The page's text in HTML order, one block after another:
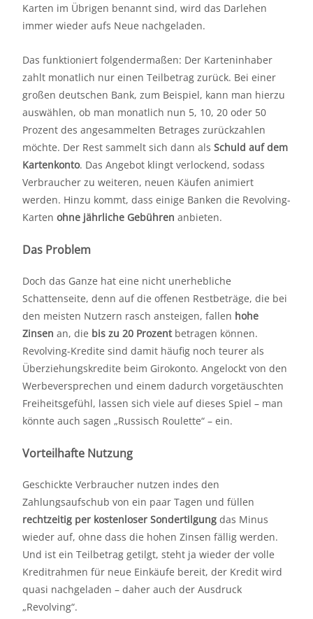
Karten im Übrigen benannt sind, wird das Darlehen
immer wieder aufs Neue nachgeladen.
Das funktioniert folgendermaßen: Der Karteninhaber
zahlt monatlich nur einen Teilbetrag zurück. Bei einer
großen deutschen Bank, zum Beispiel, kann man hierzu
auswählen, ob man monatlich nun 5, 10, 20 oder 50
Prozent des angesammelten Betrages zurückzahlen
möchte. Der Rest sammelt sich dann als Schuld auf dem
Kartenkonto. Das Angebot klingt verlockend, sodass
Verbraucher zu weiteren, neuen Käufen animiert
werden. Hinzu kommt, dass einige Banken die Revolving-
Karten ohne jährliche Gebühren anbieten.
Das Problem
Doch das Ganze hat eine nicht unerhebliche
Schattenseite, denn auf die offenen Restbeträge, die bei
den meisten Nutzern rasch ansteigen, fallen hohe
Zinsen an, die bis zu 20 Prozentbetragen können.
Revolving-Kredite sind damit häufig noch teurer als
Überziehungskredite beim Girokonto. Angelockt von den
Werbeversprechen und einem dadurch vorgetäuschten
Freiheitsgefühl, lassen sich viele auf dieses Spiel – man
könnte auch sagen „Russisch Roulette“ – ein.
Vorteilhafte Nutzung
Geschickte Verbraucher nutzen indes den
Zahlungsaufschub von ein paar Tagen und füllen
rechtzeitig per kostenloser Sondertilgung das Minus
wieder auf, ohne dass die hohen Zinsen fällig werden.
Und ist ein Teilbetrag getilgt, steht ja wieder der volle
Kreditrahmen für neue Einkäufe bereit, der Kredit wird
quasi nachgeladen – daher auch der Ausdruck
„Revolving“.